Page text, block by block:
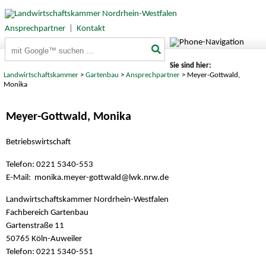
Ansprechpartner|
Kontakt
Sie sind hier:
Landwirtschaftskammer >Gartenbau >Ansprechpartner > Meyer-Gottwald,
Monika
Meyer-Gottwald, Monika
Betriebswirtschaft
Telefon: 0221 5340-553
E-Mail: monika.meyer-gottwald@ lwk.nrw.de
Landwirtschaftskammer Nordrhein-Westfalen
Fachbereich Gartenbau
Gartenstraße 11
50765 Köln-Auweiler
Telefon: 0221 5340-551